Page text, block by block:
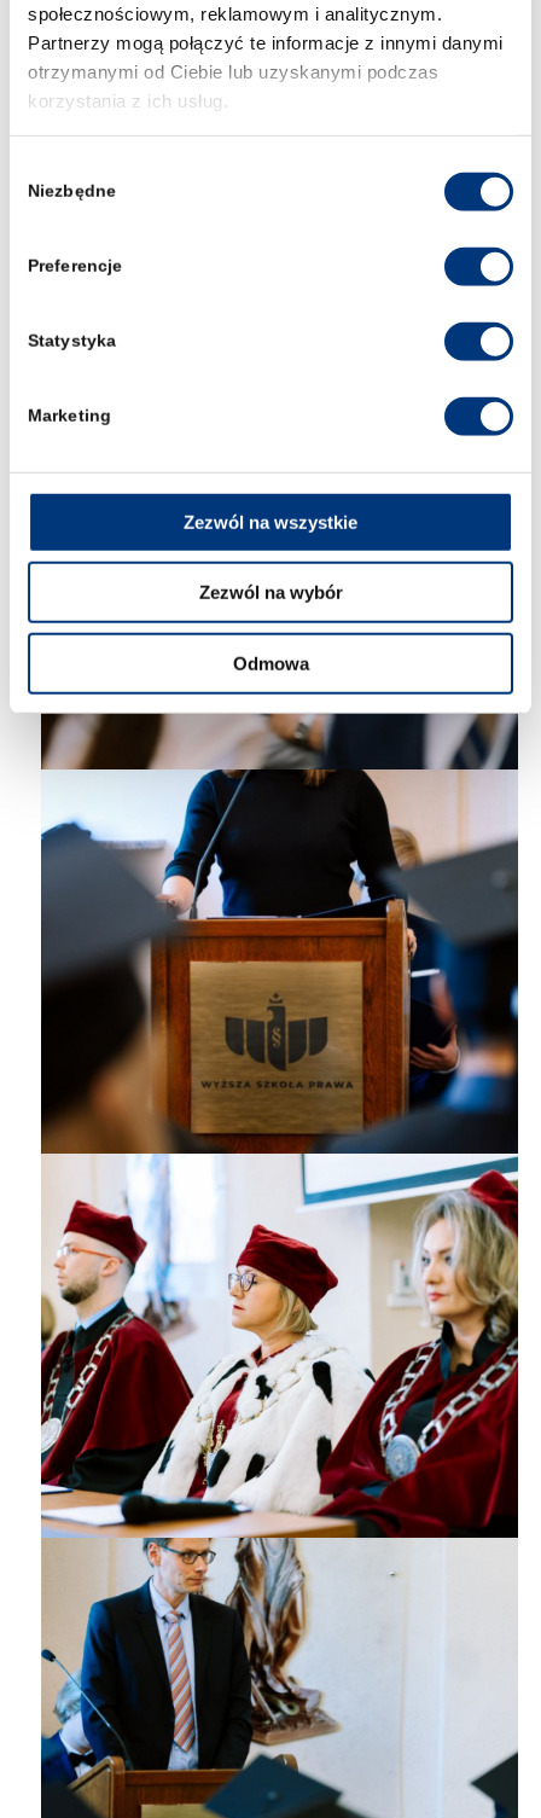
społecznościowym, reklamowym i analitycznym.
Partnerzy mogą połączyć te informacje z innymi danymi
otrzymanymi od Ciebie lub uzyskanymi podczas
korzystania z ich usług.
zgody
Niezbędne
Preferencje
Statystyka
Marketing
Zezwól na wszystkie
Zezwól na wybór
Odmowa